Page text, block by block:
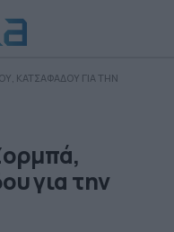
ΚΑΤΣΑΦΑΔΟΥ ΓΙΑ ΤΗΝ
για την